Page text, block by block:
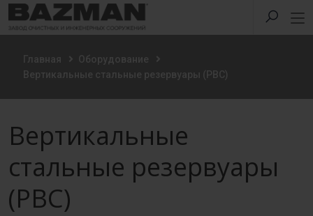
Главная
Оборудование
Вертикальные стальные резервуары (РВС)
Вертикальные
стальные резервуары
(РВС)